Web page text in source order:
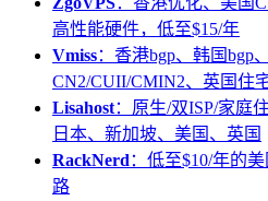
高性能硬件，低至$15/年
Vmiss：香港bgp、韩国bgp
CN2/CUII/CMIN2、英国住
Lisahost：原生/双ISP/家庭
日本、新加坡、美国、英国
RackNerd ：低至$10/年的
路